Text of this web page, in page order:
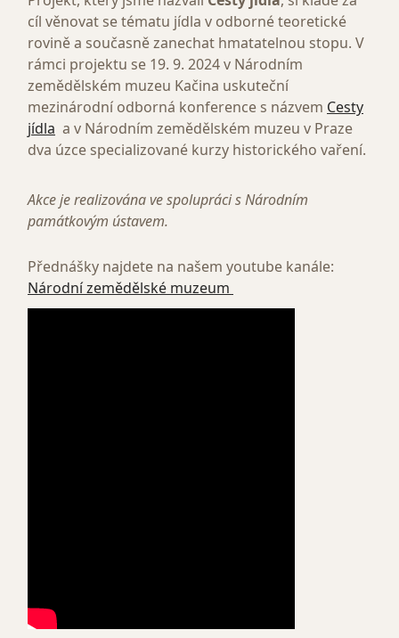
cíl věnovat se tématu jídla v odborné teoretické
rovině a současně zanechat hmatatelnou stopu. V
rámci projektu se 19. 9. 2024 v Národním
zemědělském muzeu Kačina uskuteční
mezinárodní odborná konference s názvem Cesty
jídla a v Národním zemědělském muzeu v Praze
dva úzce specializované kurzy historického vaření.
Akce je realizována ve spolupráci s Národním
památkovým ústavem.
Přednášky najdete na našem youtube kanále:
Národní zemědělské muzeum